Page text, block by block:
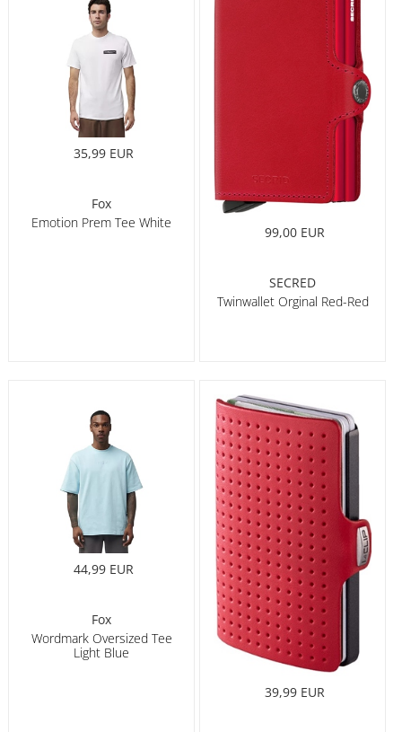
35,99 EUR
Fox
Emotion Prem Tee White
99,00 EUR
SECRED
Twinwallet Orginal Red-Red
44,99 EUR
Fox
Wordmark Oversized Tee
Light Blue
39,99 EUR